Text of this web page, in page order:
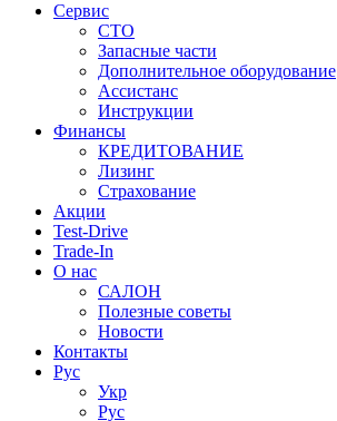
Сервис
СТО
Запасные части
Дополнительное оборудование
Ассистанс
Инструкции
Финансы
КРЕДИТОВАНИЕ
Лизинг
Страхование
Акции
Test-Drive
Trade-In
О нас
САЛОН
Полезные советы
Новости
Контакты
Руc
Укр
Руc